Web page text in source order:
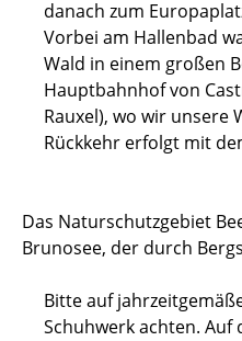
danach zum
Vorbei am Hallenbad
Wald in einem großen
Hauptbahnhof von
Rauxel), wo wir unsere
Rückkehr erfolgt mit
Das Naturschutzgebiet
Brunosee, der durch
Bitte auf
Schuhwerk achten. Auf